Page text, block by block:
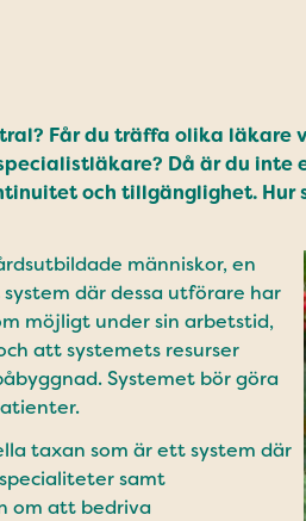
Får du träffa olika läkare
Då är du inte
och tillgänglighet. Hur
människor, en
där dessa utförare har
möjligt under sin arbetstid,
att systemets resurser
Systemet bör göra
taxan som är ett system där
samt
om att bedriva